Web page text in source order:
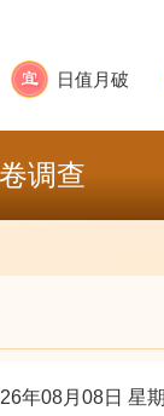
日值月破
调查
年08月08日 星